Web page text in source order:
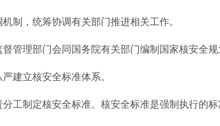
，统筹协调有关部门推进相关工作。
理部门会同国务院有关部门编制国家核安全规
立核安全标准体系。
制定核安全标准。核安全标准是强制执行的标